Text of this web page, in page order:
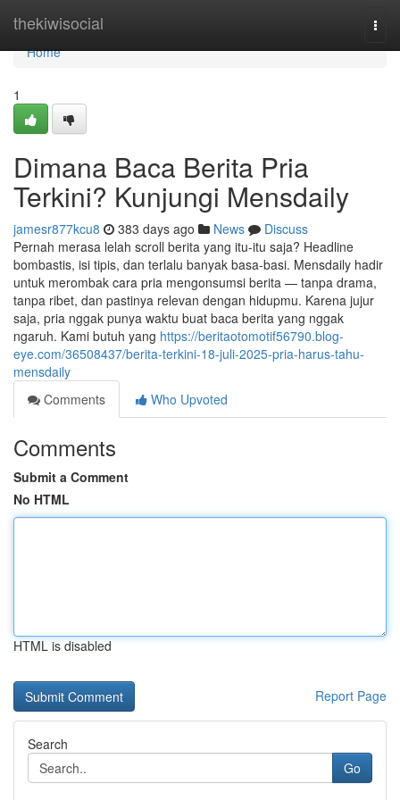
thekiwisocial
Home
Home
1
Dimana Baca Berita Pria
Terkini? Kunjungi Mensdaily
jamesr877kcu8 383 days ago News
Discuss
Pernah merasa lelah scroll berita yang itu-itu saja? Headline
bombastis, isi tipis, dan terlalu banyak basa-basi. Mensdaily hadir
untuk merombak cara pria mengonsumsi berita — tanpa drama,
tanpa ribet, dan pastinya relevan dengan hidupmu. Karena jujur
saja, pria nggak punya waktu buat baca berita yang nggak
ngaruh. Kami butuh yang https://beritaotomotif56790.blog-
eye.com/36508437/berita-terkini-18-juli-2025-pria-harus-tahu-
mensdaily
Comments
Who Upvoted
Comments
Submit a Comment
No HTML
HTML is disabled
Report Page
Search
Go